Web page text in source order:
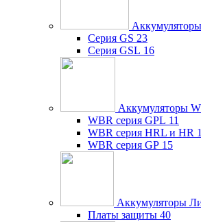
Серия GS 23
Серия GSL 16
Аккумуляторы
WBR серия GPL 11
WBR серия HRL и HR
WBR серия GP 15
Аккумуляторы
Платы защиты 40